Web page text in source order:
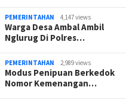
PEMERINTAHAN 4,147 views
Warga Desa Ambal Ambil
Nglurug Di Polres…
PEMERINTAHAN 2,989 views
Modus Penipuan Berkedok
Nomor Kemenangan…